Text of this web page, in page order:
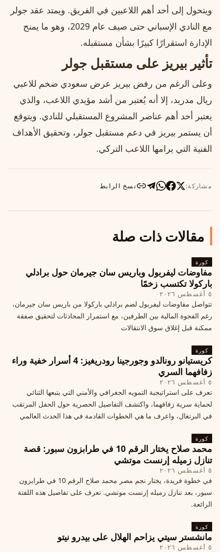
ويتحول إلى أحد أهم اللاعبين في الفريق. ويمتد عقد جولر
مع النادي الإسباني حتى صيف عام 2029، وهو ما يمنح
الإدارة استقرارًا كبيرًا بشأن مستقبله.
تأثير بيريز على مستقبل جولر
وعلى الرغم من رفض بيريز عرض سعودي ضخم للاعبي
ريال مدريد، إلا أنه يُعتبر من أشد مؤيدي اللاعب، والذي
يعتبر أحد أهم عناصر المشروع المستقبلي للنادي. ويتوقع
أن يستمر بيريز في دعم مستقبل جولر، وتحقيق الأهداف
الفنية التي يرامها اللاعب التركي.
مشاركة: نسخ الرابط
مقالات ذات صلة
كورة
مفاوضات ليفربول وباريس سان جيرمان حول برادلي
باركولا تكتسب زخمًا
٥ أغسطس ٢٠٢٦
تتواصل مفاوضات ليفربول لضم برادلي باركولا من باريس سان جيرمان،
رغم الفجوة المالية بين الطرفين، مع استمرار المحادثات لتحقيق صفقة
ممكنة قبل إغلاق سوق الانتقالات
كورة
كريستيانو رونالدو وجورجينا رودريغيز: 4 أسرار خفية وراء
زفافهما السري
٥ أغسطس ٢٠٢٦
تعرف على استراتيجية التمويه الجغرافي والأمني التي يتبعها الثنائي
لحماية سرية زفافهما، واكتشف التفاصيل الحصرية حول الحفل المرتقب
في البرتغال، واعرف ما هي الخطوات القادمة في هذا الحدث العالمي
كورة
محمد صلاح يختار الرقم 10 في طرابزون سبور: قصة
تنازل زميله إرنست موتشي
٥ أغسطس ٢٠٢٦
في خطوة فريدة، يختار نجم مصر محمد صلاح الرقم 10 في طرابزون
سبور، بعد تنازل زميله إرنست موتشي. تعرف على تفاصيل هذه اللفتة
الرائعة.
كورة
مانشستر سيتي يزاحم الهلال على بيدرو نيتو
٥ أغسطس ٢٠٢٦